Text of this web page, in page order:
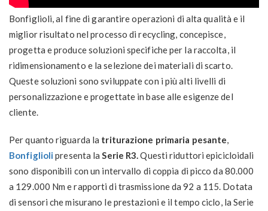
Bonfiglioli, al fine di garantire operazioni di alta qualità e il
miglior risultato nel processo di recycling, concepisce,
progetta e produce soluzioni specifiche per la raccolta, il
ridimensionamento e la selezione dei materiali di scarto.
Queste soluzioni sono sviluppate con i più alti livelli di
personalizzazione e progettate in base alle esigenze del
cliente.
Per quanto riguarda la triturazione primaria pesante,
Bonfiglioli presenta laSerie R3.Questi riduttori epicicloidali
sono disponibili con un intervallo di coppia di picco da 80.000
a 129.000 Nm e rapporti di trasmissione da 92 a 115. Dotata
di sensori che misurano le prestazioni e il tempo ciclo, la Serie